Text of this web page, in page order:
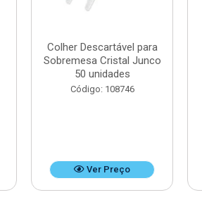
Colher Descartável para
Sobremesa Cristal Junco
50 unidades
Código: 108746
Ver Preço